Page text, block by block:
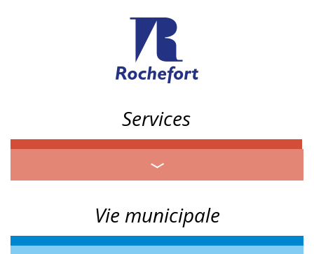
Services
Vie municipale